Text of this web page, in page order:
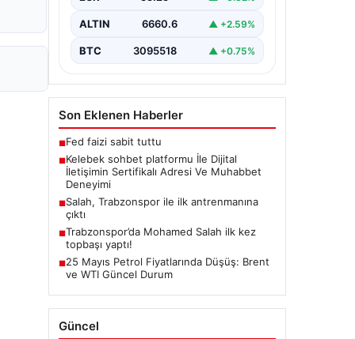
tarzda iletişim kurması büyük bir
ALTIN 6660.6 ▲ +2.59%
BTC 3095518 ▲ +0.75%
Son Eklenen Haberler
■Fed faizi sabit tuttu
■Kelebek sohbet platformu İle Dijital
İletişimin Sertifikalı Adresi Ve Muhabbet
Deneyimi
■Salah, Trabzonspor ile ilk antrenmanına
çıktı
■Trabzonspor’da Mohamed Salah ilk kez
topbaşı yaptı!
■25 Mayıs Petrol Fiyatlarında Düşüş: Brent
ve WTI Güncel Durum
Güncel